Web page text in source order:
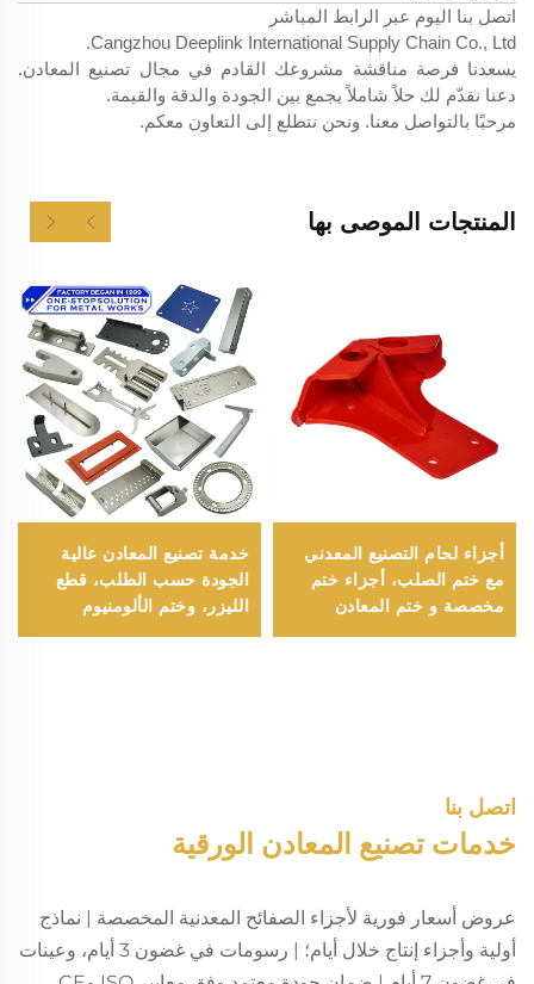
اتصل بنا اليوم عبر الرابط المباشر
Cangzhou Deeplink International Supply Chain Co., Ltd.
يسعدنا فرصة مناقشة مشروعك القادم في مجال تصنيع المعادن.
دعنا نقدّم لك حلاً شاملاً يجمع بين الجودة والدقة والقيمة.
مرحبًا بالتواصل معنا. ونحن نتطلع إلى التعاون معكم.
المنتجات الموصى بها
أجزاء لحام التصنيع المعدني
مع ختم الصلب، أجزاء ختم
مخصصة و ختم المعادن
الدقيقة في أجزاء معدنية
خدمة تصنيع المعادن عالية
الجودة حسب الطلب، قطع
الليزر، وختم الألومنيوم
الدقيق
اتصل بنا
خدمات تصنيع المعادن الورقية
عروض أسعار فورية لأجزاء الصفائح المعدنية المخصصة | نماذج
أولية وأجزاء إنتاج خلال أيام؛ | رسومات في غضون 3 أيام، وعينات